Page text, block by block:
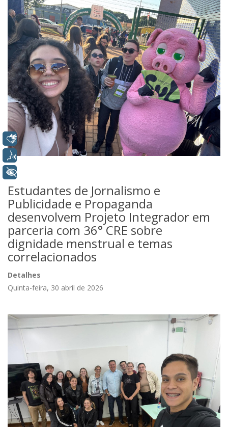
Estudantes de Jornalismo e
Publicidade e Propaganda
desenvolvem Projeto Integrador em
parceria com 36° CRE sobre
dignidade menstrual e temas
correlacionados
Detalhes
Quinta-feira, 30 abril de 2026
Libras
Voz